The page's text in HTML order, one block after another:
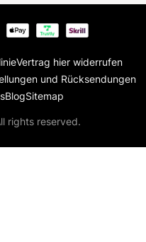
Vertrag hier widerrufen
und Rücksendungen
BlogSitemap
rights reserved.